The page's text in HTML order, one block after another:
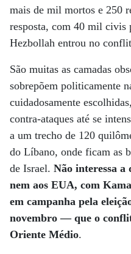
mais de mil mortos e 250
resposta, com 40 mil civis
Hezbollah entrou no
São muitas as camadas
sobrepõem politicamente
cuidadosamente
contra-ataques até se
a um trecho de 120
do Líbano, onde ficam as
de Israel. Não interessa
nem aos EUA, com
em campanha pela
novembro — que o
Oriente Médio.